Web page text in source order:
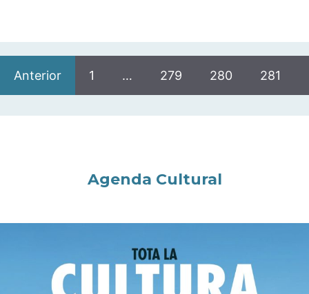
Anterior 1 … 279 280 281
Agenda Cultural